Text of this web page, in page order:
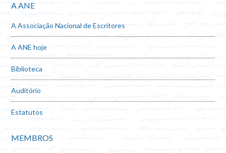
A ANE
A Associação Nacional de Escritores
A ANE hoje
Biblioteca
Auditório
Estatutos
MEMBROS